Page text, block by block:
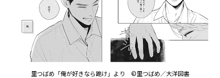
里つばめ「俺が好きなら跪け」より ©里つばめ／大洋図書